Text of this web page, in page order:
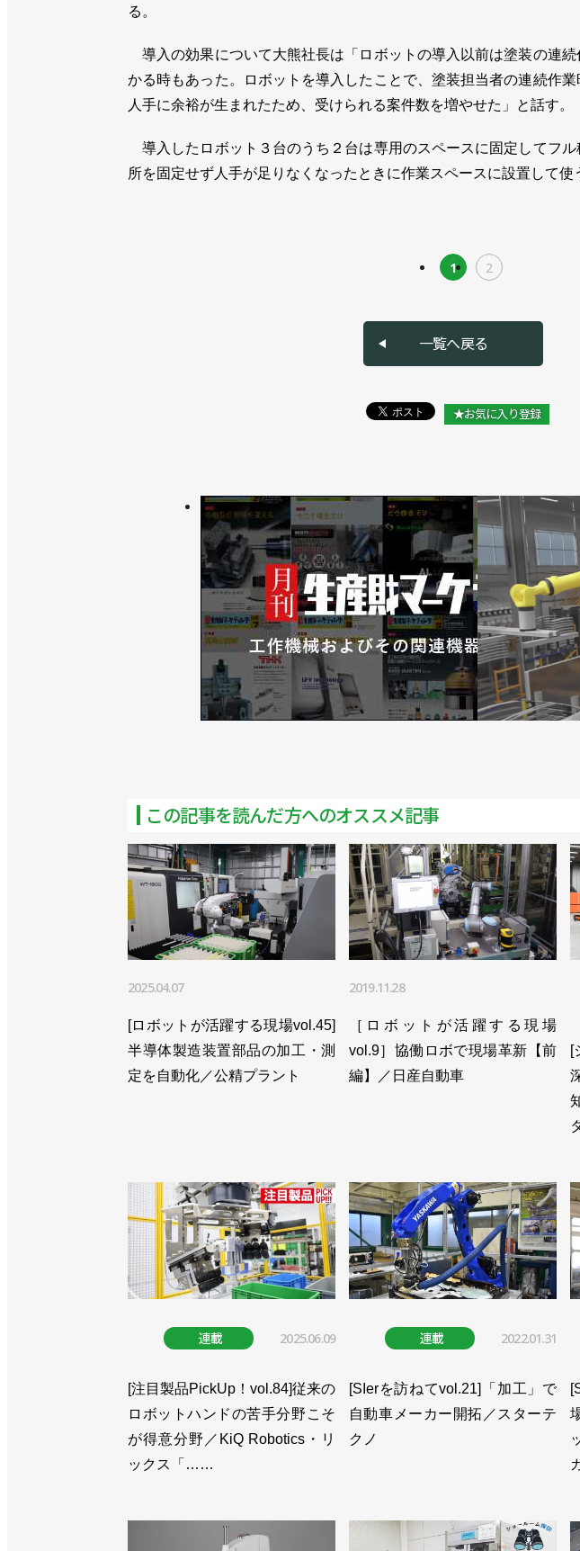
る。
導入の効果について大熊社長は「ロボットの導入以前は塗装の連
かる時もあった。ロボットを導入したことで、塗装担当者の連続作業
人手に余裕が生まれたため、受けられる案件数を増やせた」と話す。
導入したロボット３台のうち２台は専用のスペースに固定してフ
所を固定せず人手が足りなくなったときに作業スペースに設置して使
1 2
一覧へ戻る
★お気に入り登録
この記事を読んだ方へのオススメ記事
2025.04.07
[ロボットが活躍する現場vol.45]
半導体製造装置部品の加工・測
定を自動化／公精プラント
2019.11.28
［ロボットが活躍する現場
vol.9］協働ロボで現場革新【前
編】／日産自動車
[
連載 2025.06.09
[注目製品PickUp！vol.84]従来の
ロボットハンドの苦手分野こそ
が得意分野／KiQ Robotics・リ
ックス「……
連載 2022.01.31
[SIerを訪ねてvol.21]「加工」で
自動車メーカー開拓／スターテ
クノ